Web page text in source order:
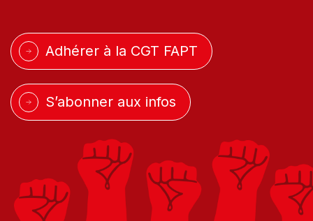
Adhérer à la CGT FAPT
S’abonner aux infos